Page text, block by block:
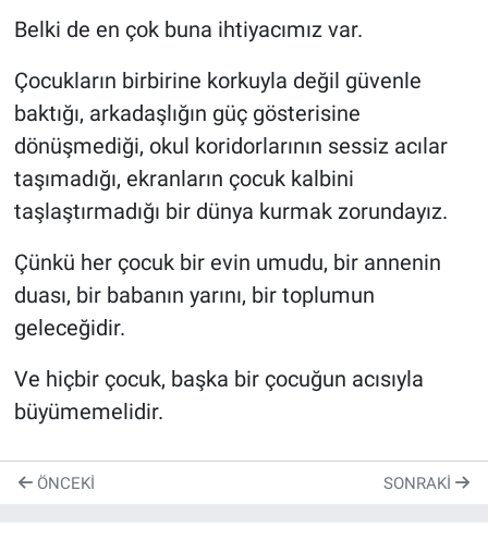
Belki de en çok buna ihtiyacımız var.
Çocukların birbirine korkuyla değil güvenle
baktığı, arkadaşlığın güç gösterisine
dönüşmediği, okul koridorlarının sessiz acılar
taşımadığı, ekranların çocuk kalbini
taşlaştırmadığı bir dünya kurmak zorundayız.
Çünkü her çocuk bir evin umudu, bir annenin
duası, bir babanın yarını, bir toplumun
geleceğidir.
Ve hiçbir çocuk, başka bir çocuğun acısıyla
büyümemelidir.
ÖNCEKI SONRAKI